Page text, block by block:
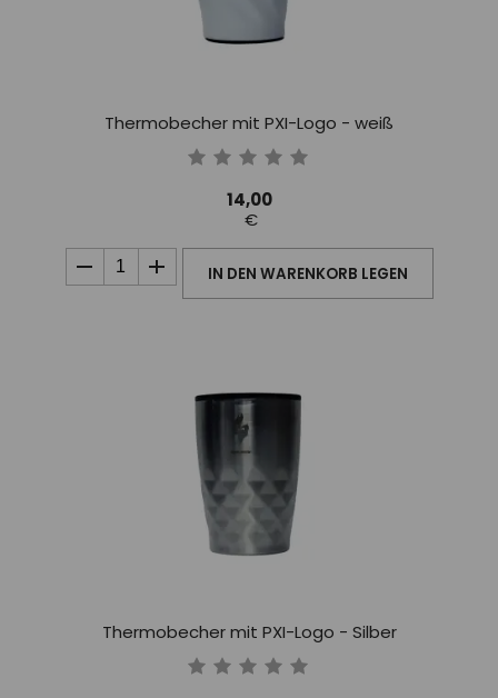
Thermobecher mit PXI-Logo - weiß
14,00
€
IN DEN WARENKORB LEGEN
Thermobecher mit PXI-Logo - Silber